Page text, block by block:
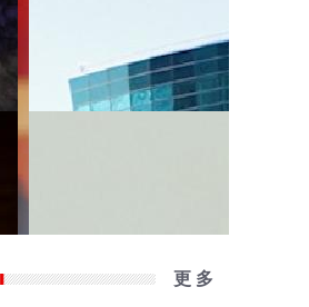
更 多